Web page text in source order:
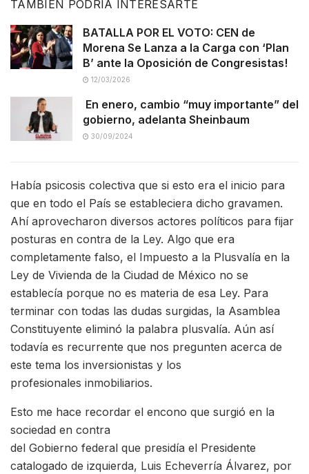
TAMBIÉN PODRÍA INTERESARTE
BATALLA POR EL VOTO: CEN de
Morena Se Lanza a la Carga con ‘Plan
B’ ante la Oposición de Congresistas!
12/03/2026
En enero, cambio “muy importante” del
gobierno, adelanta Sheinbaum
30/09/2024
Había psicosis colectiva que si esto era el inicio para
que en todo el País se estableciera dicho gravamen.
Ahí aprovecharon diversos actores políticos para fijar
posturas en contra de la Ley. Algo que era
completamente falso, el Impuesto a la Plusvalía en la
Ley de Vivienda de la Ciudad de México no se
establecía porque no es materia de esa Ley. Para
terminar con todas las dudas surgidas, la Asamblea
Constituyente eliminó la palabra plusvalía. Aún así
todavía es recurrente que nos pregunten acerca de
este tema los inversionistas y los
profesionales inmobiliarios.
Esto me hace recordar el encono que surgió en la
sociedad en contra
del Gobierno federal que presidía el Presidente
catalogado de izquierda, Luis Echeverría Álvarez, por